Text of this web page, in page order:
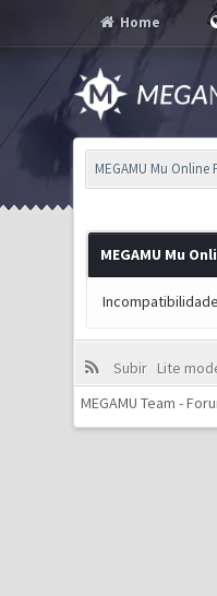
Home
MEGAMU Mu Online
MEGAMU Mu
Subir Lite
MEGAMU Team -